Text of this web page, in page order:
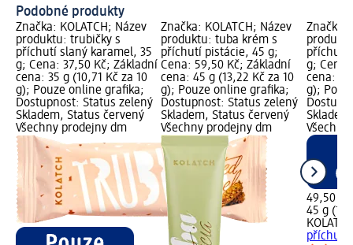
Podobné produkty
Značka: KOLATCH; Název
produktu: trubičky s
příchutí slaný karamel, 35
g; Cena: 37,50 Kč; Základní
cena: 35 g (10,71 Kč za 10
g); Pouze online grafika;
Dostupnost: Status zelený
Skladem, Status červený
Všechny prodejny dm
Značka: KOLATCH; Název
produktu: tuba krém s
příchutí pistácie, 45 g;
Cena: 59,50 Kč; Základní
cena: 45 g (13,22 Kč za 10
g); Pouze online grafika;
Dostupnost: Status zelený
Skladem, Status červený
Všechny prodejny dm
Značka:
příchutí
g;
cena: 45
g);
49,50 Kč
45 g
příchutí